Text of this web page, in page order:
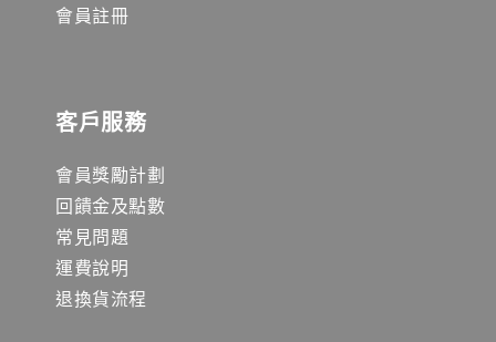
會員註冊
客戶服務
會員獎勵計劃
回饋金及點數
常見問題
運費說明
退換貨流程